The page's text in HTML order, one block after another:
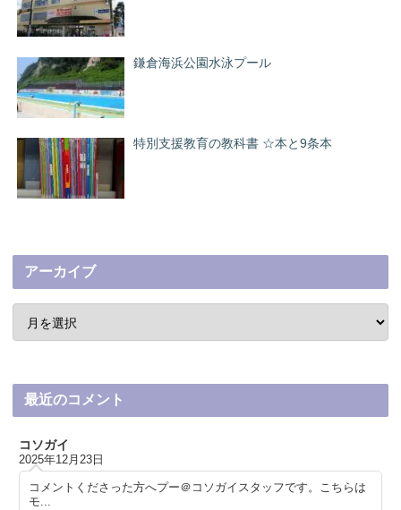
鎌倉海浜公園水泳プール
特別支援教育の教科書 ☆本と9条本
アーカイブ
最近のコメント
コソガイ
2025年12月23日
コメントくださった方へプー＠コソガイスタッフです。こちらは
モ...